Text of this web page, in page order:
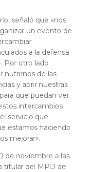
señaló que «nos
un evento de
a la defensa
Por otro lado
nutrirnos de las
y abrir nuestras
que puedan ver
intercambios
servicio que
estamos haciendo
mejorar».
de noviembre a las
titular del MPD de